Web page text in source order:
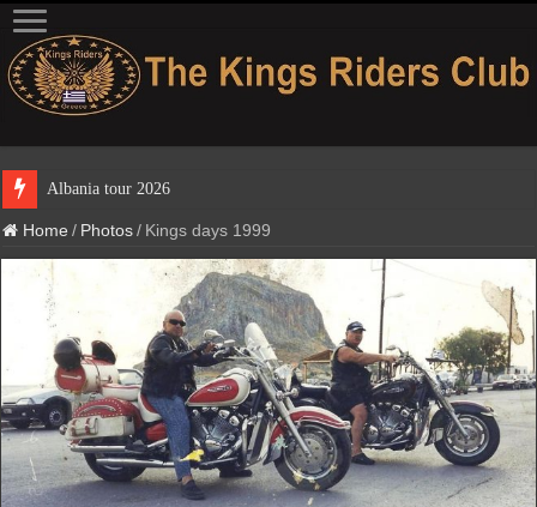
Albania tour 2026
Home / Photos / Kings days 1999